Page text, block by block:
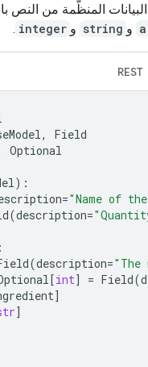
و string و integer
.
REST
,
Field
Optional
):
="Name of
(description=
(description="The
[int] = Field(
]
]